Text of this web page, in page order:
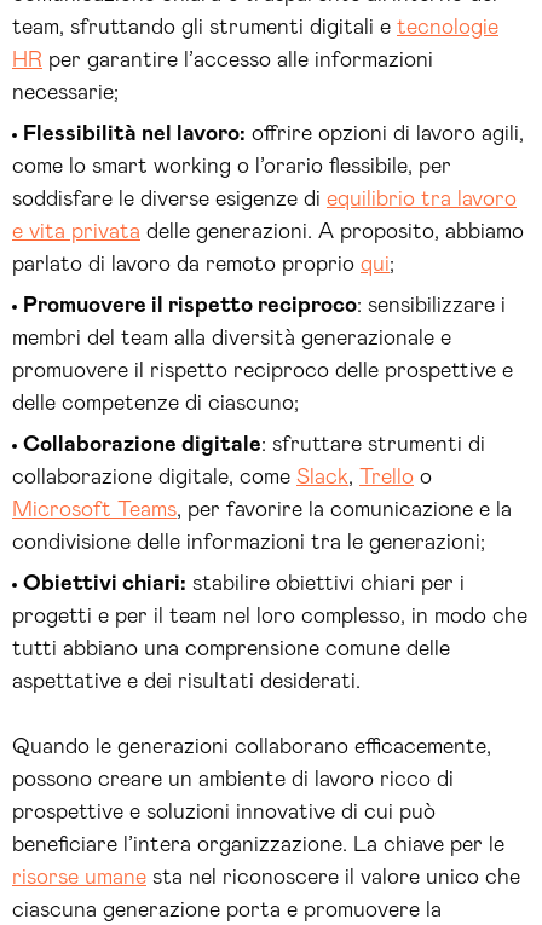
team, sfruttando gli strumenti digitali e tecnologie
HR per garantire l’accesso alle informazioni
necessarie;
Flessibilità nel lavoro: offrire opzioni di lavoro agili,
come lo smart working o l’orario flessibile, per
soddisfare le diverse esigenze di equilibrio tra lavoro
e vita privata delle generazioni. A proposito, abbiamo
parlato di lavoro da remoto proprio qui;
Promuovere il rispetto reciproco: sensibilizzare i
membri del team alla diversità generazionale e
promuovere il rispetto reciproco delle prospettive e
delle competenze di ciascuno;
Collaborazione digitale: sfruttare strumenti di
collaborazione digitale, come Slack, Trello o
Microsoft Teams, per favorire la comunicazione e la
condivisione delle informazioni tra le generazioni;
Obiettivi chiari: stabilire obiettivi chiari per i
progetti e per il team nel loro complesso, in modo che
tutti abbiano una comprensione comune delle
aspettative e dei risultati desiderati.
Quando le generazioni collaborano efficacemente,
possono creare un ambiente di lavoro ricco di
prospettive e soluzioni innovative di cui può
beneficiare l’intera organizzazione. La chiave per le
risorse umane sta nel riconoscere il valore unico che
ciascuna generazione porta e promuovere la